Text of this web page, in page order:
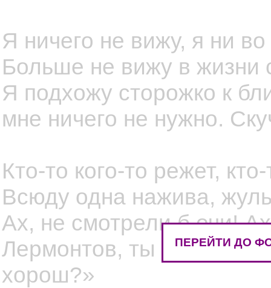
Я ничего не вижу, я ни
Больше не вижу в жизни
Я подхожу сторожко к
мне ничего не нужно.
Кто-то кого-то режет,
Всюду одна нажива,
Ах, не смотрели б очи!
Лермонтов, ты ль не
хорош?»
ПЕРЕЙТИ ДО